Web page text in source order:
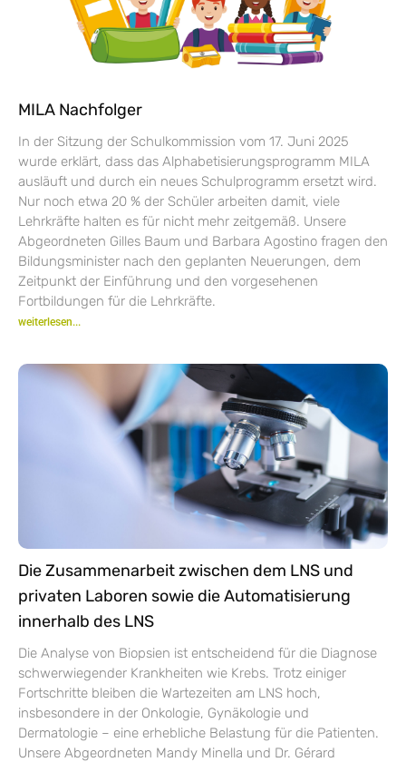
MILA Nachfolger
In der Sitzung der Schulkommission vom 17. Juni 2025
wurde erklärt, dass das Alphabetisierungsprogramm MILA
ausläuft und durch ein neues Schulprogramm ersetzt wird.
Nur noch etwa 20 % der Schüler arbeiten damit, viele
Lehrkräfte halten es für nicht mehr zeitgemäß. Unsere
Abgeordneten Gilles Baum und Barbara Agostino fragen den
Bildungsminister nach den geplanten Neuerungen, dem
Zeitpunkt der Einführung und den vorgesehenen
Fortbildungen für die Lehrkräfte.
weiterlesen...
Die Zusammenarbeit zwischen dem LNS und
privaten Laboren sowie die Automatisierung
innerhalb des LNS
Die Analyse von Biopsien ist entscheidend für die Diagnose
schwerwiegender Krankheiten wie Krebs. Trotz einiger
Fortschritte bleiben die Wartezeiten am LNS hoch,
insbesondere in der Onkologie, Gynäkologie und
Dermatologie – eine erhebliche Belastung für die Patienten.
Unsere Abgeordneten Mandy Minella und Dr. Gérard